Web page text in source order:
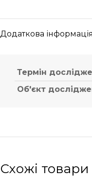
Додаткова інформація
Термін
Об'єкт
Схожі товари